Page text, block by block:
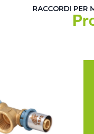
RACCORDI PER